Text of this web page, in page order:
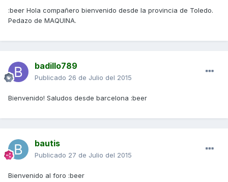
:beer Hola compañero bienvenido desde la provincia de Toledo.
Pedazo de MAQUINA.
badillo789
Publicado 26 de Julio del 2015
Bienvenido! Saludos desde barcelona :beer
bautis
Publicado 27 de Julio del 2015
Bienvenido al foro :beer